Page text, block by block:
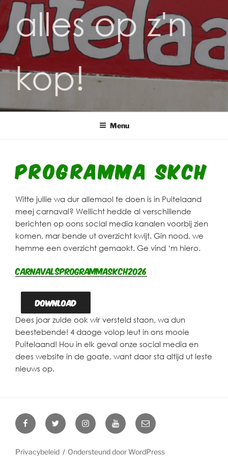
alles op z'n
kop!
Menu
PROGRAMMA SKCH
Witte jullie wa dur allemaol te doen is in Puitelaand
meej carnaval? Wellicht hedde al verschillende
berichten op oons social media kanalen voorbij zien
komen, mar bende ut overzicht kwijt. Gin nood, we
hemme een overzicht gemaokt. Ge vind ‘m hiero.
CarnavalsprogrammaSKCH2026
Download
Dees joar zulde ook wir versteld staon, wa dun
beestebende! 4 daoge volop leut in ons mooie
Puitelaand! Hou in elk geval onze social media en
dees website in de goate, want daor sta altijd ut leste
nieuws op.
FacebookTwitter InstagramYouTubeE-
mail
Privacybeleid Ondersteund door WordPress